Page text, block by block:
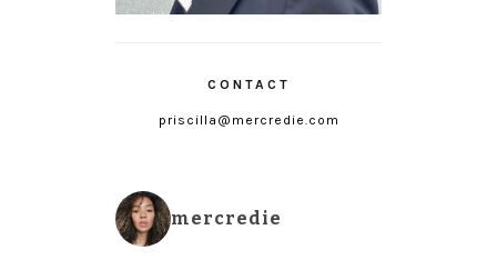
CONTACT
priscilla@mercredie.com
mercredie